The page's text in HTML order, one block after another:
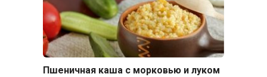
Пшеничная каша с морковью и луком